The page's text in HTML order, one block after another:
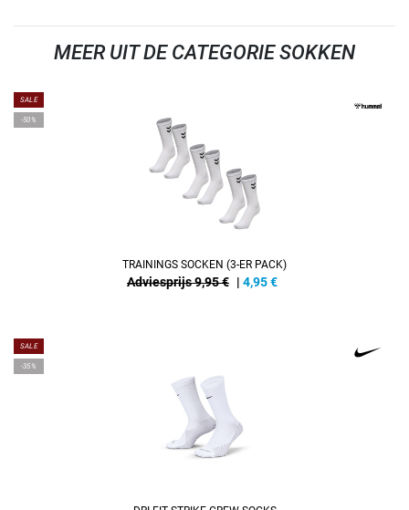
MEER UIT DE CATEGORIE SOKKEN
SALE
-50%
TRAININGS SOCKEN (3-ER PACK)
Adviesprijs 9,95 € | 4,95€
SALE
-35%